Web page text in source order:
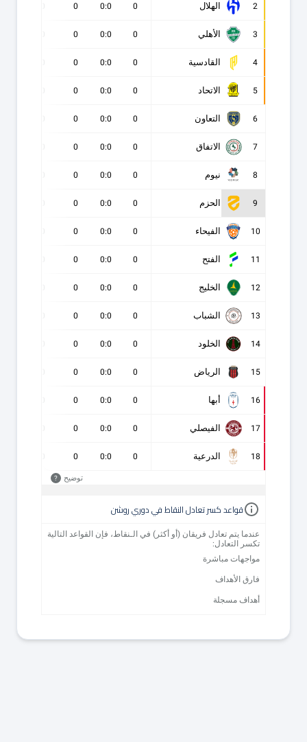
2 الهلال 0
0:0
0
3 الأهلي 0
0:0
0
4 القادسية 0
0:0
0
5 الاتحاد 0
0:0
0
6 التعاون 0
0:0
0
7 الاتفاق 0
0:0
0
8 نيوم 0
0:0
0
9 الحزم 0
0:0
0
10 الفيحاء 0
0:0
0
11 الفتح 0
0:0
0
12 الخليج 0
0:0
0
13 الشباب 0
0:0
0
14 الخلود 0
0:0
0
15 الرياض 0
0:0
0
16 أبها 0
0:0
0
17 الفيصلي 0
0:0
0
18 الدرعية 0
0:0
0
توضيح ?
قواعد كسر تعادل النقاط في دوري روشن
عندما يتم تعادل فريقان (أو أكثر) في الـنقاط، فإن القواعد التالية
تكسر التعادل:
مواجهات مباشرة
فارق الأهداف
أهداف مسجلة